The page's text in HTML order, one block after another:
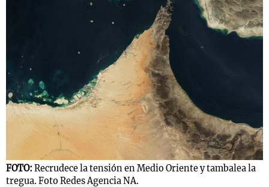
FOTO: Recrudece la tensión en Medio Oriente y tambalea la
tregua. Foto Redes Agencia NA.
Notas
Mundial 2026
La Sole en
Cadena 3